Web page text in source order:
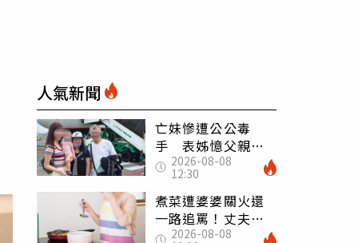
人氣新聞
亡妹慘遭公公毒
手 表姊憶父親節
前夕：小舅舅仍到
殯儀館陪她說話
2026-08-08
12:30
煮菜遭婆婆關火還
一路追罵！丈夫勸
別計較「媽媽老
2026-08-08